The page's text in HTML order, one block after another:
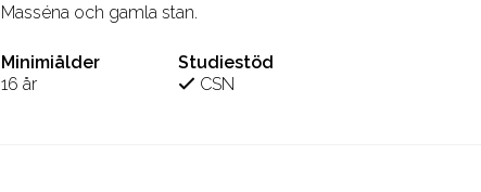
Masséna och gamla stan.
Minimiålder
16 år
Studiestöd
CSN